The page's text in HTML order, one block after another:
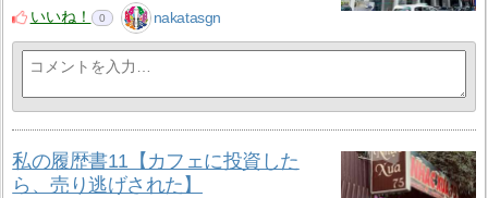
いいね！
0 nakatasgn
私の履歴書11【カフェに投資した
ら、売り逃げされた】